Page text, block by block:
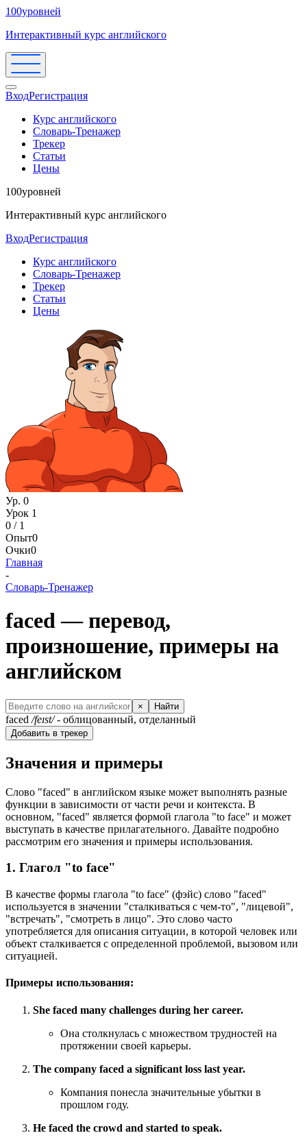
100уровней
Интерактивный курс английского
ВходРегистрация
Курс английского
Словарь-Тренажер
Трекер
Статьи
Цены
100уровней
Интерактивный курс английского
ВходРегистрация
Курс английского
Словарь-Тренажер
Трекер
Статьи
Цены
Ур. 0
Урок 1
0 / 1
Опыт0
Очки0
Главная
-
Словарь-Тренажер
faced — перевод,
произношение, примеры на
английском
× Найти
faced /feɪst/- облицованный, отделанный
Добавить в трекер
Значения и примеры
Слово "faced" в английском языке может выполнять разные
функции в зависимости от части речи и контекста. В
основном, "faced" является формой глагола "to face" и может
выступать в качестве прилагательного. Давайте подробно
рассмотрим его значения и примеры использования.
1. Глагол "to face"
В качестве формы глагола "to face" (фэйс) слово "faced"
используется в значении "сталкиваться с чем-то", "лицевой",
"встречать", "смотреть в лицо". Это слово часто
употребляется для описания ситуации, в которой человек или
объект сталкивается с определенной проблемой, вызовом или
ситуацией.
Примеры использования:
She faced many challenges during her career.
Она столкнулась с множеством трудностей на
протяжении своей карьеры.
The company faced a significant loss last year.
Компания понесла значительные убытки в
прошлом году.
He faced the crowd and started to speak.